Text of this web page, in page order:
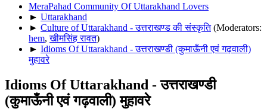
MeraPahad Community Of Uttarakhand Lovers
► Uttarakhand
► Culture of Uttarakhand - उत्तराखण्ड की संस्कृति (Moderators:
hem,खीमसिंह रावत)
► Idioms Of Uttarakhand - उत्तराखण्डी (कुमाऊँनी एवं गढ़वाली)
मुहावरे
Idioms Of Uttarakhand - उत्तराखण्डी
(कुमाऊँनी एवं गढ़वाली) मुहावरे